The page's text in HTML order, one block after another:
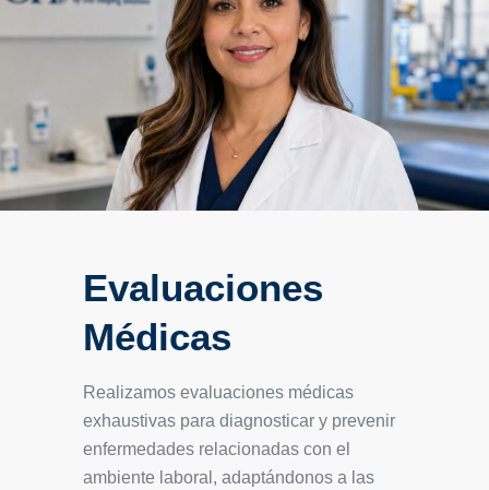
Evaluaciones
Médicas
Realizamos evaluaciones médicas
exhaustivas para diagnosticar y prevenir
enfermedades relacionadas con el
ambiente laboral, adaptándonos a las